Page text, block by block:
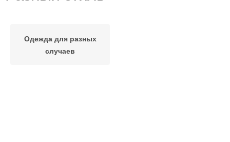
Одежда для разных
случаев